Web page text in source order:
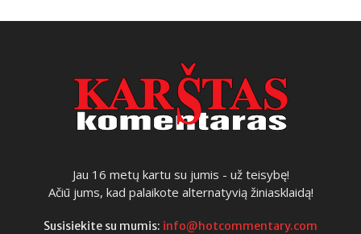
Jau 16 metų kartu su jumis - už teisybę!
Ačiū jums, kad palaikote alternatyvią žiniasklaidą!
Susisiekite su mumis: info@hotcommentary.com